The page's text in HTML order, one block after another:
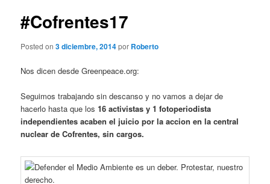
#Cofrentes17
Posted on3 diciembre, 2014por Roberto
Nos dicen desde Greenpeace.org:
Seguimos trabajando sin descanso y no vamos a dejar de
hacerlo hasta que los16 activistas y 1 fotoperiodista
independientes acaben el juicio por la accion en la central
nuclear de Cofrentes, sin cargos.